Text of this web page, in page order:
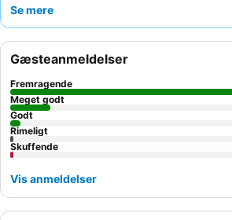
og spa , samt et funktionelt fitnesscenter.
både japanske og vestlige retter. For et
foretrækker gæster muligvis værelser, der
bygningen, på grund af potentiel støj fra
Se mere
Gæsteanmeldelser
Fremragende
Meget godt
Godt
Rimeligt
Skuffende
Vis anmeldelser